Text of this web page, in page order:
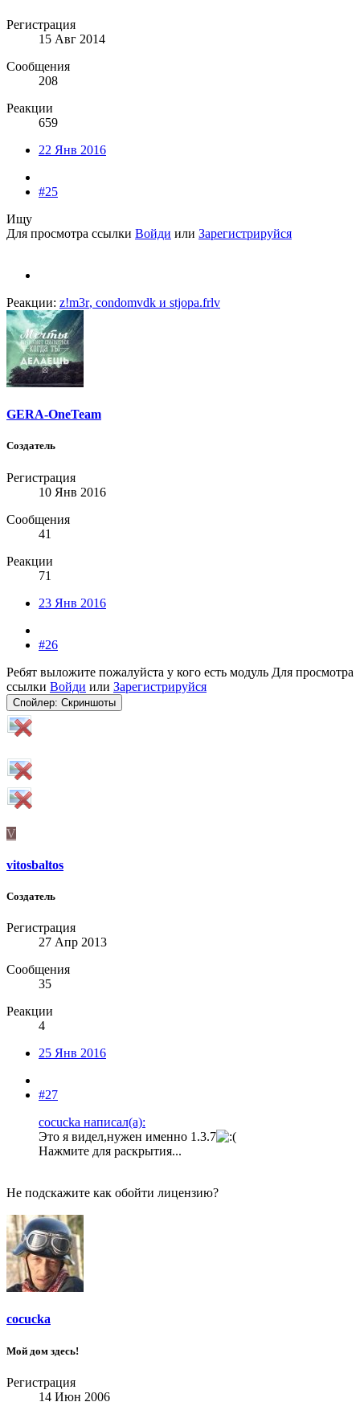
Регистрация
15 Авг 2014
Сообщения
208
Реакции
659
22 Янв 2016
#25
Ищу
Для просмотра ссылки Войди или Зарегистрируйся
Реакции: z!m3r, condomvdk и stjopa.frlv
GERA-OneTeam
Создатель
Регистрация
10 Янв 2016
Сообщения
41
Реакции
71
23 Янв 2016
#26
Ребят выложите пожалуйста у кого есть модуль Для просмотра
ссылки Войди или Зарегистрируйся
Спойлер: Скриншоты
V
vitosbaltos
Создатель
Регистрация
27 Апр 2013
Сообщения
35
Реакции
4
25 Янв 2016
#27
cocucka написал(а):
Это я видел,нужен именно 1.3.7
Нажмите для раскрытия...
Не подскажите как обойти лицензию?
cocucka
Мой дом здесь!
Регистрация
14 Июн 2006